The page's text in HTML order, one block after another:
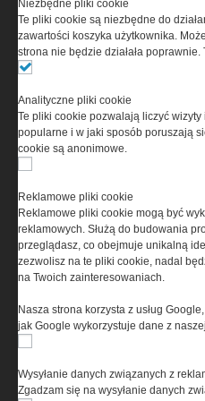
odpowiedzialnością Spółka
0000537655, NIP
(zwana dalej Grupa MEDIUM)
Ta witryna wykorzystuje pliki
informacji na Twoim
w celu świadczenia usług
w tym w sposób
cookies oznacza, że będą
urządzeniu końcowym. W
dokonać zmiany ustawień
serwisu prosimy o
prywatności
oraz informacją
Niezbędne pliki cookie
Te pliki cookie są niezbędne do
zawartości koszyka użytkownika.
strona nie będzie działała
Analityczne pliki cookie
Te pliki cookie pozwalają liczyć
popularne i w jaki sposób poruszają
cookie są anonimowe.
Reklamowe pliki cookie
Reklamowe pliki cookie mogą być
reklamowych. Służą do budowania
przeglądasz, co obejmuje unikalną
zezwolisz na te pliki cookie, nadal
na Twoich zainteresowaniach.
Nasza strona korzysta z usług
jak Google wykorzystuje dane z
Wysyłanie danych związanych z
Zgadzam się na wysyłanie danych